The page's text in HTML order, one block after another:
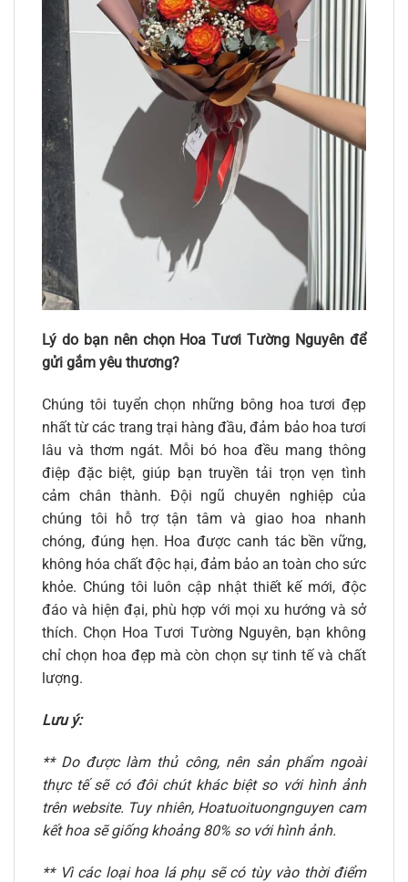
Lý do bạn nên chọn Hoa Tươi Tường Nguyên để
gửi gắm yêu thương?
Chúng tôi tuyển chọn những bông hoa tươi đẹp
nhất từ các trang trại hàng đầu, đảm bảo hoa tươi
lâu và thơm ngát. Mỗi bó hoa đều mang thông
điệp đặc biệt, giúp bạn truyền tải trọn vẹn tình
cảm chân thành. Đội ngũ chuyên nghiệp của
chúng tôi hỗ trợ tận tâm và giao hoa nhanh
chóng, đúng hẹn. Hoa được canh tác bền vững,
không hóa chất độc hại, đảm bảo an toàn cho sức
khỏe. Chúng tôi luôn cập nhật thiết kế mới, độc
đáo và hiện đại, phù hợp với mọi xu hướng và sở
thích. Chọn Hoa Tươi Tường Nguyên, bạn không
chỉ chọn hoa đẹp mà còn chọn sự tinh tế và chất
lượng.
Lưu ý:
** Do được làm thủ công, nên sản phẩm ngoài
thực tế sẽ có đôi chút khác biệt so với hình ảnh
trên website. Tuy nhiên, Hoatuoituongnguyen cam
kết hoa sẽ giống khoảng 80% so với hình ảnh.
** Vì các loại hoa lá phụ sẽ có tùy vào thời điểm